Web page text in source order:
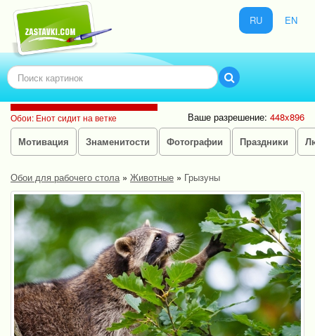
RU EN
Обои: Енот сидит на ветке Ваше разрешение: 448x896
Мотивация
Знаменитости Фотографии Праздники
Обои для рабочего стола» Животные » Грызуны